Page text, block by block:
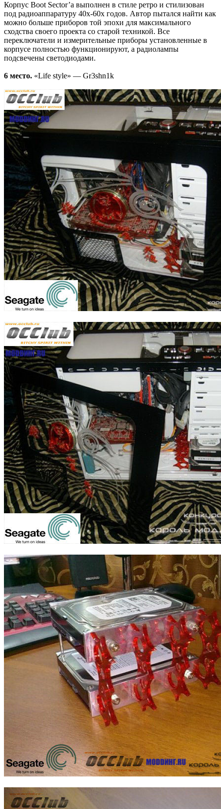
Корпус Boot Sector’а выполнен в стиле ретро и стилизован
под радиоаппаратуру 40х-60х годов. Автор пытался найти как
можно больше приборов той эпохи для максимального
сходства своего проекта со старой техникой. Все
переключатели и измерительные приборы установленные в
корпусе полностью функционируют, а радиолампы
подсвечены светодиодами.
6 место. «Life style» — Gr3shn1k